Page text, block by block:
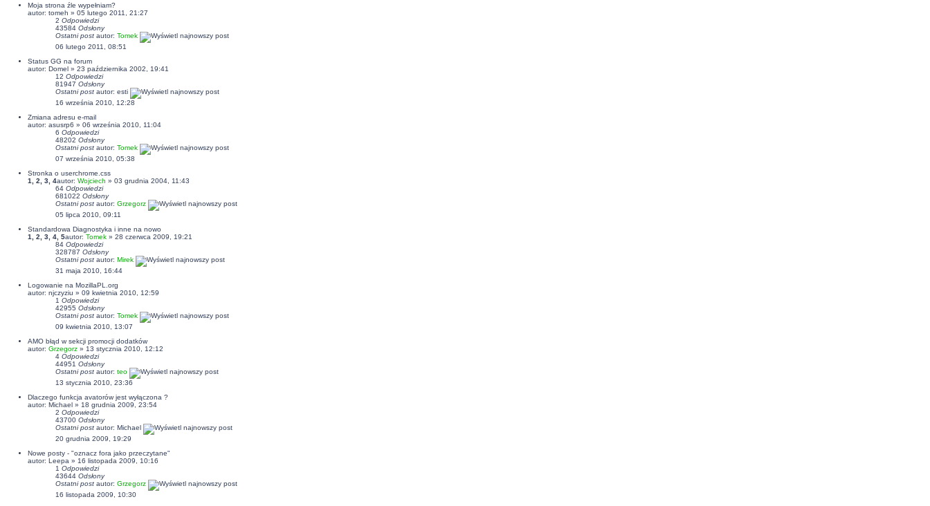
Moja strona źle wypełniam?
autor: tomeh » 05 lutego 2011, 21:27
2 Odpowiedzi
43584 Odsłony
Ostatni post autor: Tomek
06 lutego 2011, 08:51
Status GG na forum
autor: Domel » 23 października 2002, 19:41
12 Odpowiedzi
81947 Odsłony
Ostatni post autor: esti
16 września 2010, 12:28
Zmiana adresu e-mail
autor: asusrp6 » 06 września 2010, 11:04
6 Odpowiedzi
48202 Odsłony
Ostatni post autor: Tomek
07 września 2010, 05:38
Stronka o userchrome.css
1
2 3 4autor: Wojciech » 03 grudnia 2004, 11:43
64 Odpowiedzi
681022 Odsłony
Ostatni post autor: Grzegorz
05 lipca 2010, 09:11
Standardowa Diagnostyka i inne na nowo
1
2 3 4 5autor: Tomek » 28 czerwca 2009, 19:21
84 Odpowiedzi
328787 Odsłony
Ostatni post autor: Mirek
31 maja 2010, 16:44
Logowanie na MozillaPL.org
autor: njczyziu » 09 kwietnia 2010, 12:59
1 Odpowiedzi
42955 Odsłony
Ostatni post autor: Tomek
09 kwietnia 2010, 13:07
AMO błąd w sekcji promocji dodatków
autor: Grzegorz » 13 stycznia 2010, 12:12
4 Odpowiedzi
44951 Odsłony
Ostatni post autor: teo
13 stycznia 2010, 23:36
Dlaczego funkcja avatorów jest wyłączona ?
autor: Michael » 18 grudnia 2009, 23:54
2 Odpowiedzi
43700 Odsłony
Ostatni post autor: Michael
20 grudnia 2009, 19:29
Nowe posty - "oznacz fora jako przeczytane"
autor: Leepa » 16 listopada 2009, 10:16
1 Odpowiedzi
43644 Odsłony
Ostatni post autor: Grzegorz
16 listopada 2009, 10:30